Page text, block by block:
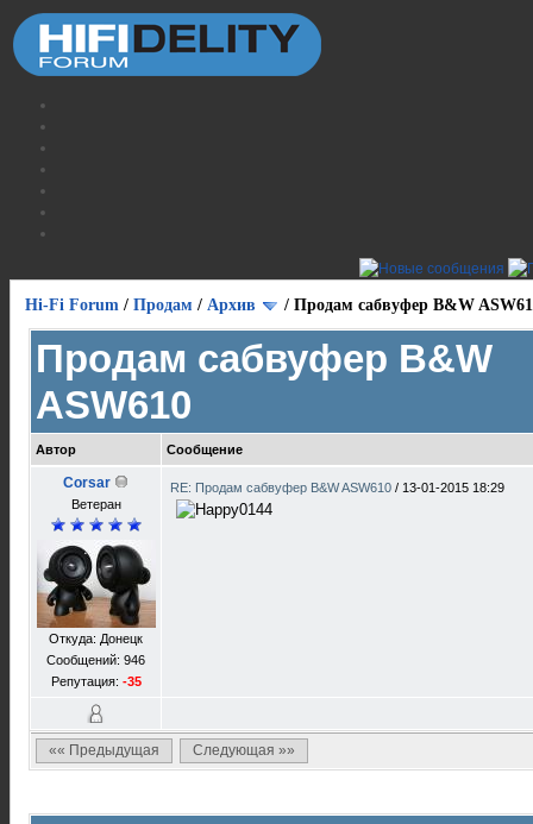
Hi-Fi Forum / Продам / Архив / Продам сабвуфер B&W
Продам сабвуфер B&W
ASW610
Автор Сообщение
Corsar
Ветеран
Откуда: Донецк
Сообщений: 946
Репутация: -35
RE: Продам сабвуфер B&W ASW610 / 13-01-2015 18:29
«« Предыдущая Следующая »»